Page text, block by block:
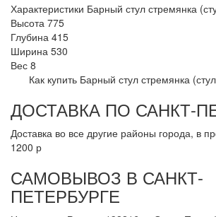
Характеристики Барный стул стремянка
Высота 775
Глубина 415
Ширина 530
Вес 8
Как купить Барный стул стремянка
ДОСТАВКА ПО САНКТ-
Доставка во все другие районы города, в
1200 р
САМОВЫВОЗ В САНКТ-
ПЕТЕРБУРГЕ